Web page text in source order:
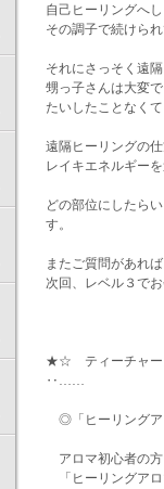
自己ヒーリングへ
その調子で続けら
それにさっそく遠
甥っ子さんは大変
たいしたことなく
遠隔ヒーリングの
レイキエネルギー
どの部位にしたら
す。
またご質問があれ
次回、レベル３で
★☆ ティーチャー
‥……
◎「ヒーリングア
アロマ初心者の方
「ヒーリングアロ